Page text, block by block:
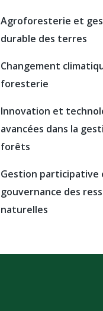
Agroforesterie et
durable des terres
Changement
foresterie
Innovation et
avancées dans la
forêts
Gestion participative
gouvernance des
naturelles